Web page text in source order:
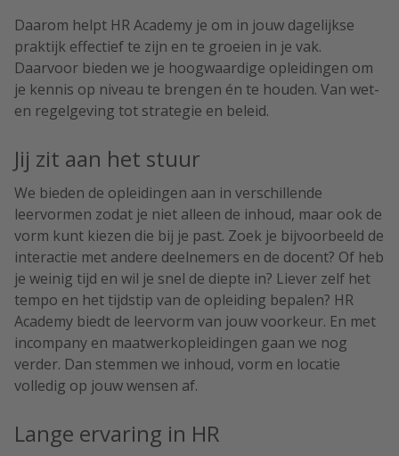
Daarom helpt HR Academy je om in jouw dagelijkse
praktijk effectief te zijn en te groeien in je vak.
Daarvoor bieden we je hoogwaardige opleidingen om
je kennis op niveau te brengen én te houden. Van wet-
en regelgeving tot strategie en beleid.
Jij zit aan het stuur
We bieden de opleidingen aan in verschillende
leervormen zodat je niet alleen de inhoud, maar ook de
vorm kunt kiezen die bij je past. Zoek je bijvoorbeeld de
interactie met andere deelnemers en de docent? Of heb
je weinig tijd en wil je snel de diepte in? Liever zelf het
tempo en het tijdstip van de opleiding bepalen? HR
Academy biedt de leervorm van jouw voorkeur. En met
incompany en maatwerkopleidingen gaan we nog
verder. Dan stemmen we inhoud, vorm en locatie
volledig op jouw wensen af.
Lange ervaring in HR